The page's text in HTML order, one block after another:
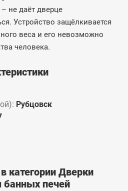
не даёт дверце
Устройство защёлкивается
веса и его невозможно
человека.
Рубцовск
категории Дверки
банных печей